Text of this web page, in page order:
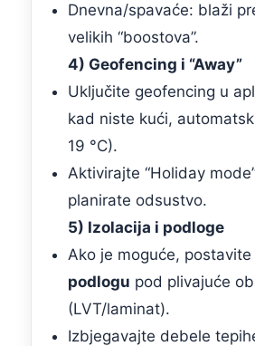
Dnevna/spavaće: blaži
velikih “boostova”.
4) Geofencing i “Away”
Uključite geofencing u
kad niste kući,
19 °C).
Aktivirajte “Holiday
planirate odsustvo.
5) Izolacija i podloge
Ako je moguće, postavite
podlogu pod plivajuće
(LVT/laminat).
Izbjegavajte debele